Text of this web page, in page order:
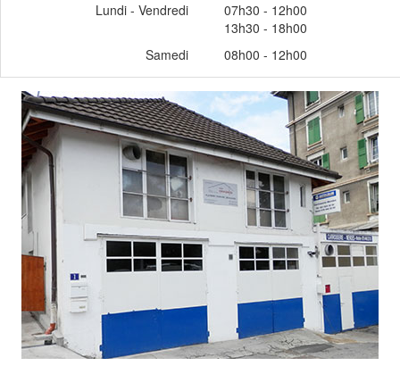
Lundi - Vendredi
07h30 - 12h00
13h30 - 18h00
Samedi
​08h00 - 12h00